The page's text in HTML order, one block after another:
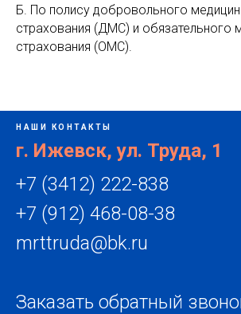
Б. По полису добровольного
страхования (ДМС) и обязательного
страхования (ОМС).
НАШИ КОНТАКТЫ
г. Ижевск, ул. Труда, 1
+7 (3412) 222-838
+7 (912) 468-08-38
mrttruda@bk.ru
Заказать обратный